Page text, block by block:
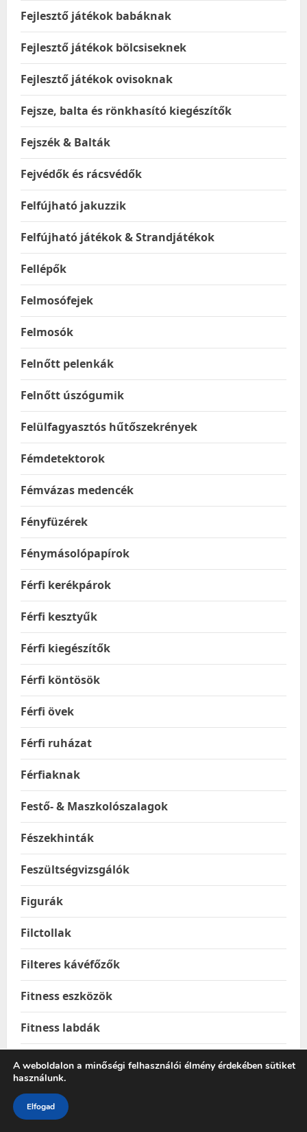
Fejlesztő játékok babáknak
Fejlesztő játékok bölcsiseknek
Fejlesztő játékok ovisoknak
Fejsze, balta és rönkhasító kiegészítők
Fejszék & Balták
Fejvédők és rácsvédők
Felfújható jakuzzik
Felfújható játékok & Strandjátékok
Fellépők
Felmosófejek
Felmosók
Felnőtt pelenkák
Felnőtt úszógumik
Felülfagyasztós hűtőszekrények
Fémdetektorok
Fémvázas medencék
Fényfüzérek
Fénymásolópapírok
Férfi kerékpárok
Férfi kesztyűk
Férfi kiegészítők
Férfi köntösök
Férfi övek
Férfi ruházat
Férfiaknak
Festő- & Maszkolószalagok
Fészekhinták
Feszültségvizsgálók
Figurák
Filctollak
Filteres kávéfőzők
Fitness eszközök
Fitness labdák
Foci és kézilabdakapuk
Fogasok
Fogkefe és szájzuhany pótfejek
A weboldalon a minőségi felhasználói élmény érdekében sütiket
használunk.
Elfogad